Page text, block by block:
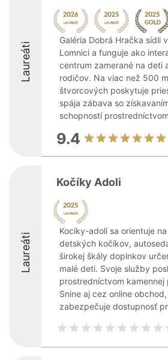
Laureáti
Galéria Dobrá Hračka sídli
Lomnici a funguje ako
centrum zamerané na deti
rodičov. Na viac než 500
štvorcových poskytuje
spája zábava so
schopností
9.4
Laureáti
Kočíky Adoli
Kociky-adoli sa orientuje
detských kočíkov,
širokej škály doplnkov
malé deti. Svoje služby
prostredníctvom kamennej
Snine aj cez online
zabezpečuje dostupnosť